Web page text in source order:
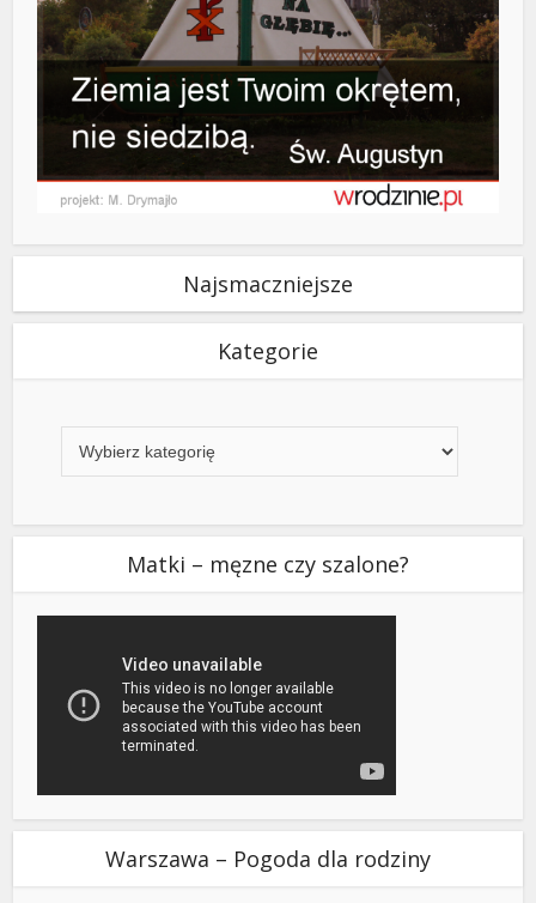
Najsmaczniejsze
Kategorie
Matki – męzne czy szalone?
Warszawa – Pogoda dla rodziny